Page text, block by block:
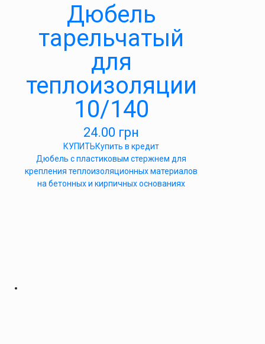
Дюбель
тарельчатый
для
теплоизоляции
10/140
24.00 грн
КУПИТЬКупить в кредит
Дюбель с пластиковым стержнем для
крепления теплоизоляционных материалов
на бетонных и кирпичных основаниях